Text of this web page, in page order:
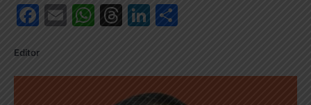
Facebook
EmailWhatsApp
Threads
LinkedIn
Editor